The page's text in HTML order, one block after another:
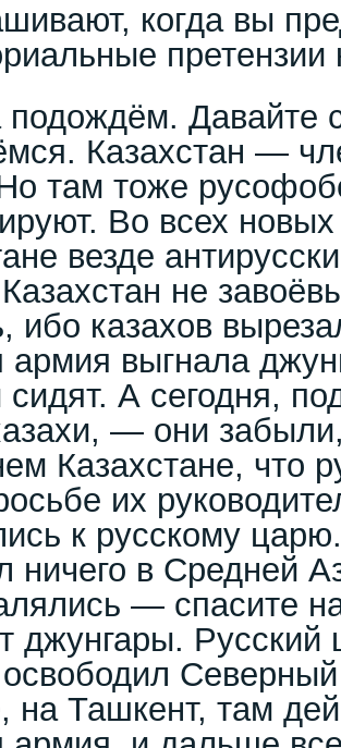
когда вы
претензии
Давайте
Казахстан —
там тоже
Во всех
везде
не
ибо казахов
армия выгнала
А сегодня,
— они
Казахстане, что
их
к русскому
ничего в Средней
— спасите
джунгары. Русский
на Ташкент, там